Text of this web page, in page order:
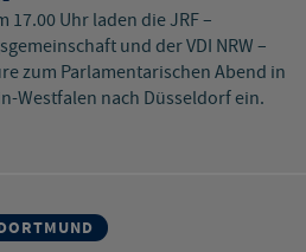
17.00 Uhr laden die JRF –
und der VDI NRW –
zum Parlamentarischen Abend in
Westfalen nach Düsseldorf ein.